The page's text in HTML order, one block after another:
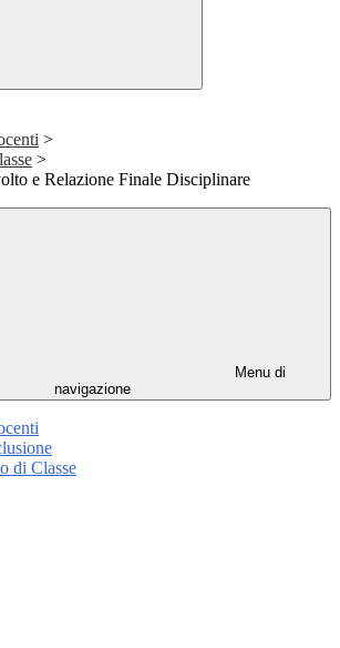
>
>
e Relazione Finale Disciplinare
Menu di
navigazione
di Classe